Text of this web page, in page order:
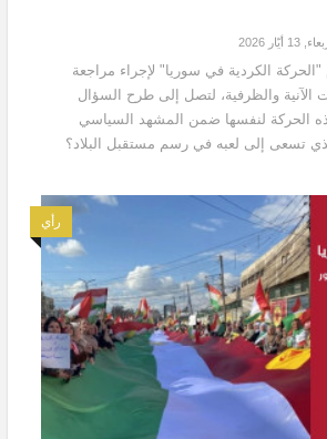
13 أيّار 2026
"الحركة الكردية في سوريا" لإجراء مراجعة
الآنية والظرفية، لتصل إلى طرح السؤال
الحركة لنفسها ضمن المشهد السياسي
تسعى إلى لعبه في رسم مستقبل البلاد؟
رأي